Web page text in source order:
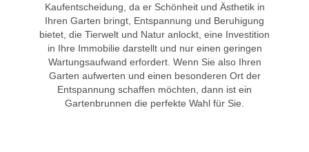
Kaufentscheidung, da er Schönheit und Ästhetik in
Ihren Garten bringt, Entspannung und Beruhigung
bietet, die Tierwelt und Natur anlockt, eine Investition
in Ihre Immobilie darstellt und nur einen geringen
Wartungsaufwand erfordert. Wenn Sie also Ihren
Garten aufwerten und einen besonderen Ort der
Entspannung schaffen möchten, dann ist ein
Gartenbrunnen die perfekte Wahl für Sie.